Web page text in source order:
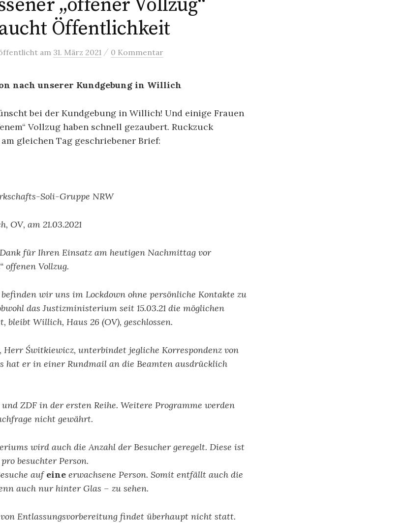
„offener Vollzug“
Öffentlichkeit
am 31. März 2021 / 0 Kommentar
nach unserer Kundgebung in Willich
bei der Kundgebung in Willich! Und einige Frauen
Vollzug haben schnell gezaubert. Ruckzuck
gleichen Tag geschriebener Brief:
Soli-Gruppe NRW
OV, am 21.03.2021
für Ihren Einsatz am heutigen Nachmittag vor
offenen Vollzug.
befinden wir uns im Lockdown ohne persönliche Kontakte zu
das Justizministerium seit 15.03.21 die möglichen
bleibt Willich, Haus 26 (OV), geschlossen.
Świtkiewicz, unterbindet jegliche Korrespondenz von
hat er in einer Rundmail an die Beamten ausdrücklich
ZDF in der ersten Reihe. Weitere Programme werden
nicht gewährt.
wird auch die Anzahl der Besucher geregelt. Diese ist
besuchter Person.
auf eine erwachsene Person. Somit entfällt auch die
auch nur hinter Glas – zu sehen.
Entlassungsvorbereitung findet überhaupt nicht statt.